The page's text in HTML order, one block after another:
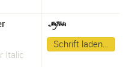
Italic
Schrift laden…